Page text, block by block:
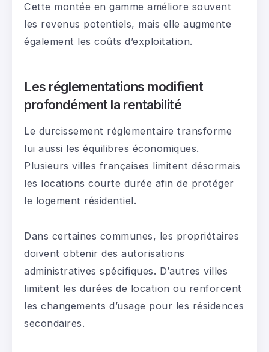
Cette montée en gamme améliore souvent
les revenus potentiels, mais elle augmente
également les coûts d’exploitation.
Les réglementations modifient
profondément la rentabilité
Le durcissement réglementaire transforme
lui aussi les équilibres économiques.
Plusieurs villes françaises limitent désormais
les locations courte durée afin de protéger
le logement résidentiel.
Dans certaines communes, les propriétaires
doivent obtenir des autorisations
administratives spécifiques. D’autres villes
limitent les durées de location ou renforcent
les changements d’usage pour les résidences
secondaires.